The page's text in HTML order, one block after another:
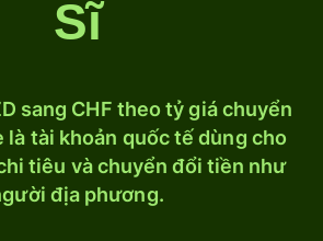
Sĩ
sang CHF theo tỷ giá chuyển
là tài khoản quốc tế dùng cho
tiêu và chuyển đổi tiền như
địa phương.